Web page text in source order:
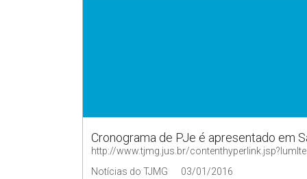
Cronograma de PJe é apresentado em
http://www.tjmg.jus.br/
Notícias do TJMG
03/01/2016